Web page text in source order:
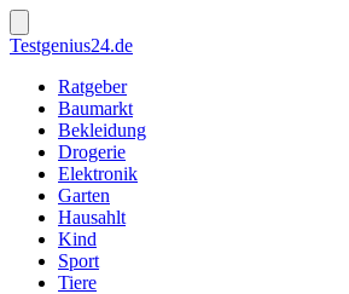
Zum
Inhalt
springen
Suche
ein-/ausblenden
Testgenius24.de
Ratgeber
Baumarkt
Bekleidung
Drogerie
Elektronik
Garten
Hausahlt
Kind
Sport
Tiere